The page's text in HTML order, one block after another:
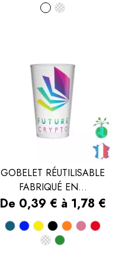
Blanc
GOBELET RÉUTILISABLE
FABRIQUÉ EN...
Prix
De 0,39 € à 1,78 €
Bleu
canard
Bleu
royal
Jaune
NoirOrange
Rose
Transparent
Vert